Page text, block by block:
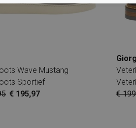
Wave Mustang
Sportief
€ 195,97
€